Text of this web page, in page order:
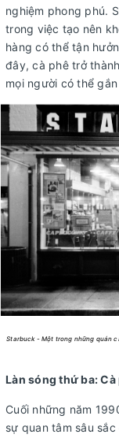
nghiệm phong phú.
trong việc tạo nên
hàng có thể tận
đây, cà phê trở
mọi người có thể
Starbuck - Một trong những quán
Làn sóng thứ ba:
Cuối những năm
sự quan tâm sâu